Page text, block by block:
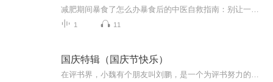
1 11
国庆特辑（国庆节快乐）